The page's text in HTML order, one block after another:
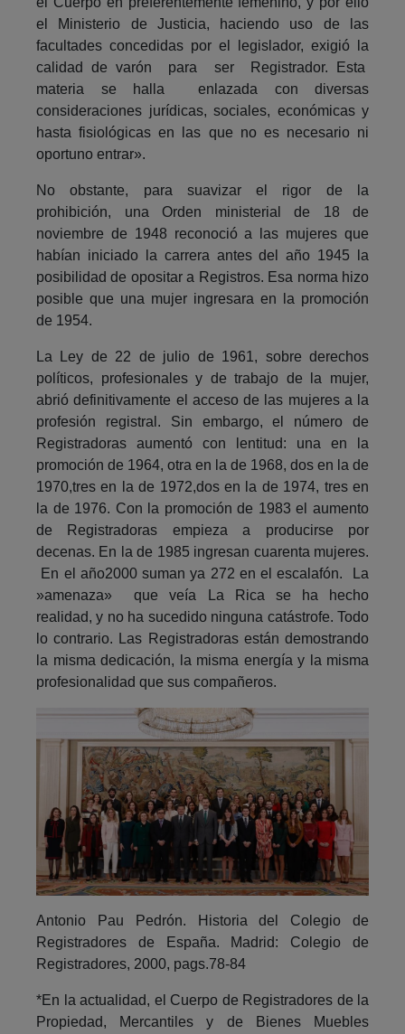
el Ministerio de Justicia, haciendo uso de las
facultades concedidas por el legislador, exigió la
calidad de varón para ser Registrador. Esta
materia se halla enlazada con diversas
consideraciones jurídicas, sociales, económicas y
hasta fisiológicas en las que no es necesario ni
oportuno entrar».
No obstante, para suavizar el rigor de la
prohibición, una Orden ministerial de 18 de
noviembre de 1948 reconoció a las mujeres que
habían iniciado la carrera antes del año 1945 la
posibilidad de opositar a Registros. Esa norma hizo
posible que una mujer ingresara en la promoción
de 1954.
La Ley de 22 de julio de 1961, sobre derechos
políticos, profesionales y de trabajo de la mujer,
abrió definitivamente el acceso de las mujeres a la
profesión registral. Sin embargo, el número de
Registradoras aumentó con lentitud: una en la
promoción de 1964, otra en la de 1968, dos en la de
1970,tres en la de 1972,dos en la de 1974, tres en
la de 1976. Con la promoción de 1983 el aumento
de Registradoras empieza a producirse por
decenas. En la de 1985 ingresan cuarenta mujeres.
En el año2000 suman ya 272 en el escalafón. La
»amenaza» que veía La Rica se ha hecho
realidad, y no ha sucedido ninguna catástrofe. Todo
lo contrario. Las Registradoras están demostrando
la misma dedicación, la misma energía y la misma
profesionalidad que sus compañeros.
Antonio Pau Pedrón. Historia del Colegio de
Registradores de España. Madrid: Colegio de
Registradores, 2000, pags.78-84
*En la actualidad, el Cuerpo de Registradores de la
Propiedad, Mercantiles y de Bienes Muebles